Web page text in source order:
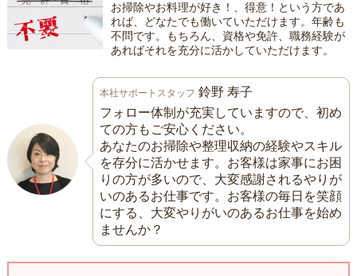
お掃除やお料理が好き！、得意！という方であ
れば、どなたでも働いていただけます。年齢も
不問です。もちろん、資格や免許、職務経験が
あればそれを充分に活かしていただけます。
本社サポートスタッフ 鈴野 寿子
フォロー体制が充実していますので、初め
ての方もご安心ください。
あなたのお掃除や整理収納の経験やスキル
を存分に活かせます。お客様は家事にお困
りの方が多いので、大変感謝されるやりが
いのあるお仕事です。お客様の毎日を笑顔
にする、大変やりがいのあるお仕事を始め
ませんか？